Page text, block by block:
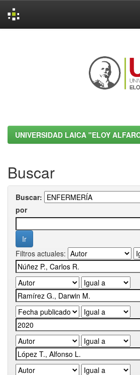
UNIVERSIDAD LAICA "ELOY
Buscar
Buscar:
por
Filtros actuales: